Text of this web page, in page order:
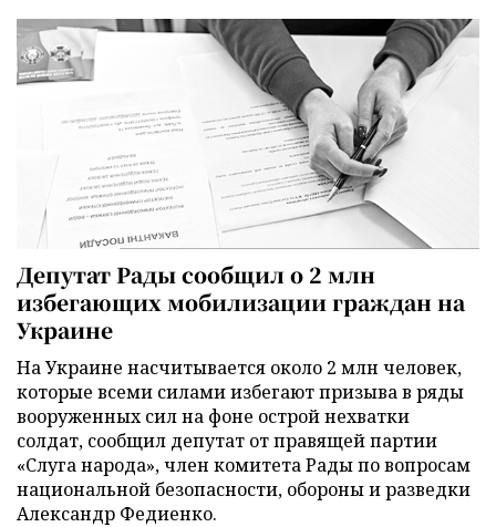
Депутат Рады сообщил о 2 млн
избегающих мобилизации граждан на
Украине
На Украине насчитывается около 2 млн человек,
которые всеми силами избегают призыва в ряды
вооруженных сил на фоне острой нехватки
солдат, сообщил депутат от правящей партии
«Слуга народа», член комитета Рады по вопросам
национальной безопасности, обороны и разведки
Александр Федиенко.